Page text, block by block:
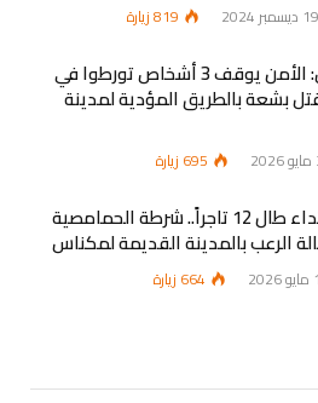
819زيارة
مكناس: الأمن يوقف 3 أشخاص تورطوا في
بشعة بالطريق المؤدية لمدينة
695 زيارة
بعد اعتداء طال 12 تاجراً.. شرطة الحمامصية
الرعب بالمدينة القديمة لمكناس
664 زيارة